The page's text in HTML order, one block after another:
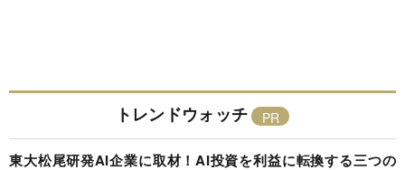
トレンドウォッチ
東大松尾研発AI企業に取材！AI投資を利益に転換する三つの